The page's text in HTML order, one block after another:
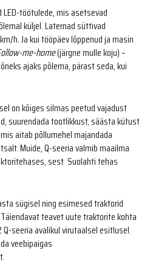
töötulede, mis asetsevad
küljel. Laternad süttivad
h. ​Ja kui tööpäev lõppenud ja masin
me-home(järgne mulle koju) –
ajaks põlema, pärast seda, kui
on kõiges silmas peetud vajadust
suurendada tootlikkust, säästa kütust
aitab põllumehel majandada
Muide, Q-seeria valmib maailma
sest Suolahti tehas
sügisel ning esimesed traktorid
teavet uute traktorite kohta
seeria avalikul virutaalsel esitlusel.
veebipaigas